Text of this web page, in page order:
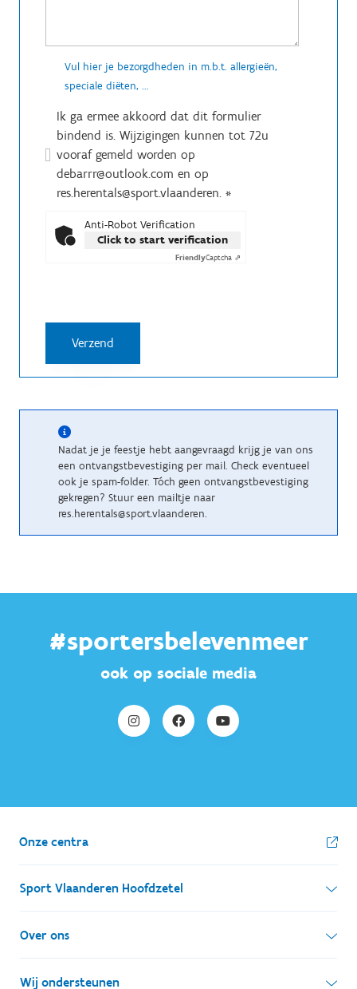
Vul hier je bezorgdheden in m.b.t. allergieën,
speciale diëten, ...
Ik ga ermee akkoord dat dit formulier
bindend is. Wijzigingen kunnen tot 72u
vooraf gemeld worden op
debarrr@outlook.com en op
res.herentals@sport.vlaanderen. *
Anti-Robot Verification
Click to start verification
FriendlyCaptcha ⇗
Nadat je je feestje hebt aangevraagd krijg je van ons
een ontvangstbevestiging per mail. Check eventueel
ook je spam-folder. Tóch geen ontvangstbevestiging
gekregen? Stuur een mailtje naar
res.herentals@sport.vlaanderen.
#sportersbelevenmeer
ook op sociale media
Onze centra
Sport Vlaanderen Hoofdzetel
Simon Bolivarlaan 17
1000 Brussel
Over ons
Wie zijn we, wat doen we
Wij ondersteunen